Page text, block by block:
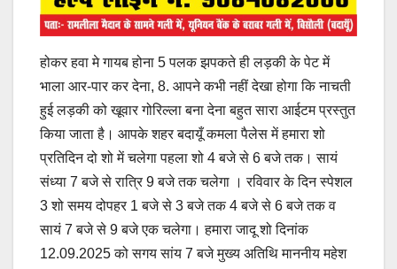
होकर हवा मे गायब होना 5 पलक झपकते ही लड़की के पेट में
भाला आर-पार कर देना, 8. आपने कभी नहीं देखा होगा कि नाचती
हुई लड़की को खूवार गोरिल्ला बना देना बहुत सारा आईटम प्रस्तुत
किया जाता है। आपके शहर बदायूँ कमला पैलेस में हमारा शो
प्रतिदिन दो शो में चलेगा पहला शो 4 बजे से 6 बजे तक। सायं
संध्या 7 बजे से रात्रि 9 बजे तक चलेगा । रविवार के दिन स्पेशल
3 शो समय दोपहर 1 बजे से 3 बजे तक 4 बजे से 6 बजे तक व
सायं 7 बजे से 9 बजे एक चलेगा। हमारा जादू शो दिनांक
12.09.2025 को सगय सांय 7 बजे मुख्य अतिथि माननीय महेश